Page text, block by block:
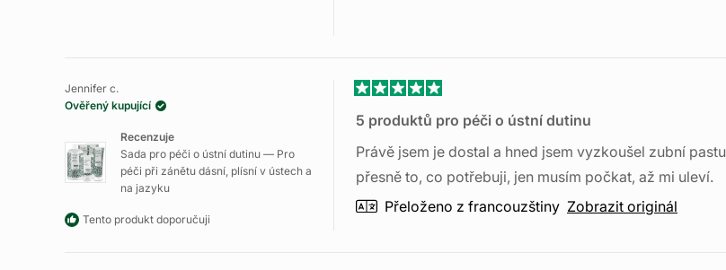
Jennifer c.
Ověřený kupující
Recenzuje
Sada pro péči o ústní dutinu — Pro
péči při zánětu dásní, plísní v ústech a
na jazyku
Tento produkt doporučuji
5
5
hvězdiček
5 produktů pro péči o ústní dutinu
Právě jsem je dostal a hned jsem vyzkoušel zubní
přesně to, co potřebuji, jen musím počkat, až mi uleví.
Přeloženo z francouzštiny Zobrazit originál